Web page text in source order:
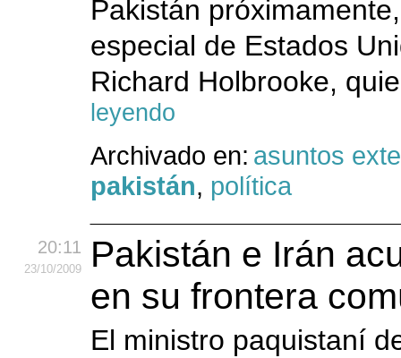
Pakistán
especial de Estados
Richard Holbrooke,
leyendo
Archivado en: asuntos
pakistán, política
20:11
23/10/2009
Pakistán e Irán
en su frontera
El ministro paquistaní